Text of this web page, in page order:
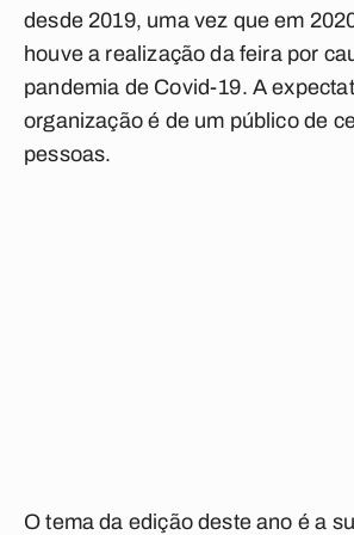
desde 2019, uma vez que em
houve a realização da feira por
pandemia de Covid-19. A
organização é de um público de
pessoas.
O tema da edição deste ano é a